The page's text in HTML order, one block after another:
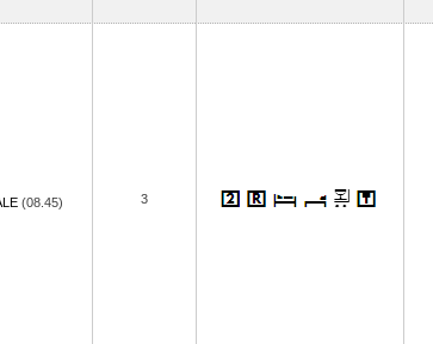
(08.45) 3